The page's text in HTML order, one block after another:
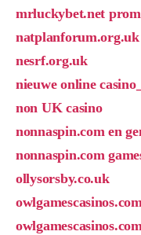
mrluckybet.net
natplanforum.org.uk
nesrf.org.uk
nieuwe online
non UK casino
nonnaspin.com en
nonnaspin.com
ollysorsby.co.uk